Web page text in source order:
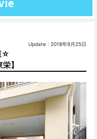
Update : 2018年9月25日
☆
】